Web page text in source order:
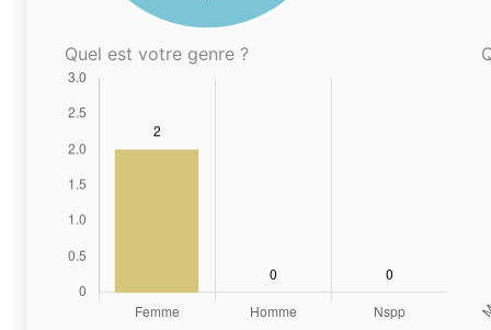
Quel est votre genre ?